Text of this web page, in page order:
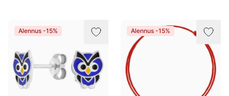
Alennus -15% Alennus -15%